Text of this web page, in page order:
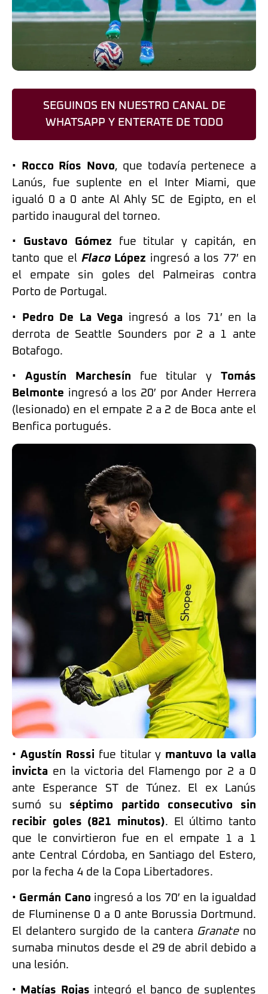
SEGUINOS EN NUESTRO CANAL DE
WHATSAPP Y ENTERATE DE TODO
• Rocco Ríos Novo, que todavía pertenece a
Lanús, fue suplente en el Inter Miami, que
igualó 0 a 0 ante Al Ahly SC de Egipto, en el
partido inaugural del torneo.
• Gustavo Gómez fue titular y capitán, en
tanto que el FlacoLópez ingresó a los 77′ en
el empate sin goles del Palmeiras contra
Porto de Portugal.
• Pedro De La Vega ingresó a los 71′ en la
derrota de Seattle Sounders por 2 a 1 ante
Botafogo.
• Agustín Marchesín fue titular yTomás
Belmonte ingresó a los 20′ por Ander Herrera
(lesionado) en el empate 2 a 2 de Boca ante el
Benfica portugués.
• Agustín Rossi fue titular y mantuvo la valla
invicta en la victoria del Flamengo por 2 a 0
ante Esperance ST de Túnez. El ex Lanús
sumó su séptimo partido consecutivo sin
recibir goles (821 minutos). El último tanto
que le convirtieron fue en el empate 1 a 1
ante Central Córdoba, en Santiago del Estero,
por la fecha 4 de la Copa Libertadores.
• Germán Cano ingresó a los 70′ en la igualdad
de Fluminense 0 a 0 ante Borussia Dortmund.
El delantero surgido de la cantera Granateno
sumaba minutos desde el 29 de abril debido a
una lesión.
• Matías Rojas integró el banco de suplentes